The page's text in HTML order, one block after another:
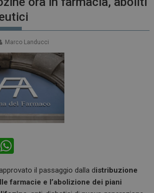
Marco Landucci
X
at
il passaggio dalla distribuzione
farmacie e l’abolizione dei piani